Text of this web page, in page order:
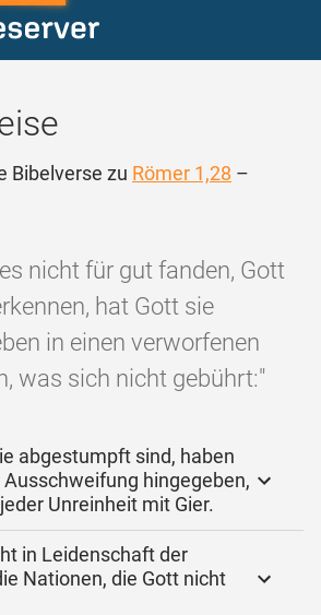
Bibelverse zu Römer 1,28 –
nicht für gut fanden, Gott
hat Gott sie
in einen verworfenen
was sich nicht gebührt:"
abgestumpft sind, haben
hingegeben,
Unreinheit mit Gier.
in Leidenschaft der
Nationen, die Gott nicht